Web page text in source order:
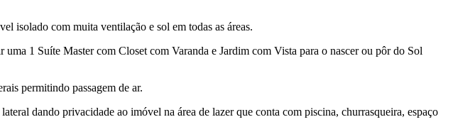
isolado com muita ventilação e sol em todas as áreas.
1 Suíte Master com Closet com Varanda e Jardim com Vista para o nascer ou pôr do Sol
permitindo passagem de ar.
dando privacidade ao imóvel na área de lazer que conta com piscina, churrasqueira, espaço